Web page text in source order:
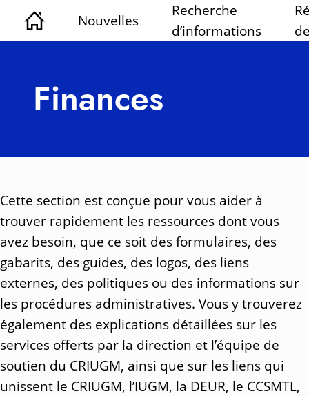
Nouvelles
Recherche
d’informations
Finances
Cette section est conçue pour vous aider à
trouver rapidement les ressources dont vous
avez besoin, que ce soit des formulaires, des
gabarits, des guides, des logos, des liens
externes, des politiques ou des informations sur
les procédures administratives. Vous y trouverez
également des explications détaillées sur les
services offerts par la direction et l’équipe de
soutien du CRIUGM, ainsi que sur les liens qui
unissent le CRIUGM, l’IUGM, la DEUR, le CCSMTL,